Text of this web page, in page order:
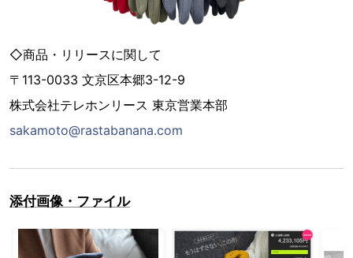
◇商品・リリースに関して
〒113-0033 文京区本郷3-12-9
株式会社テレホンリース 東京営業本部
sakamoto@rastabanana.com
添付画像・ファイル